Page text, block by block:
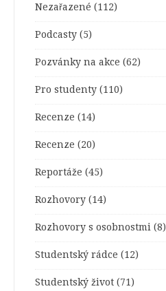
Nezařazené (112)
Podcasty (5)
Pozvánky na akce (62)
Pro studenty (110)
Recenze (14)
Recenze (20)
Reportáže (45)
Rozhovory (14)
Rozhovory s osobnostmi (8)
Studentský rádce (12)
Studentský život (71)